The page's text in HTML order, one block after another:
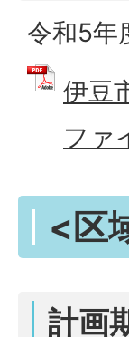
令和5年
伊豆
ファ
<区
計画